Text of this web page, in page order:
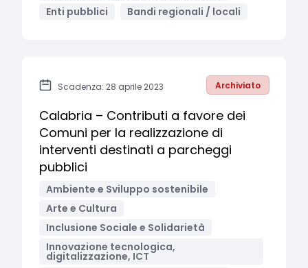
Enti pubblici
Bandi regionali / locali
Scadenza: 28 aprile 2023 Archiviato
Calabria – Contributi a favore dei
Comuni per la realizzazione di
interventi destinati a parcheggi
pubblici
Ambiente e Sviluppo sostenibile
Arte e Cultura
Inclusione Sociale e Solidarietà
Innovazione tecnologica,
digitalizzazione, ICT